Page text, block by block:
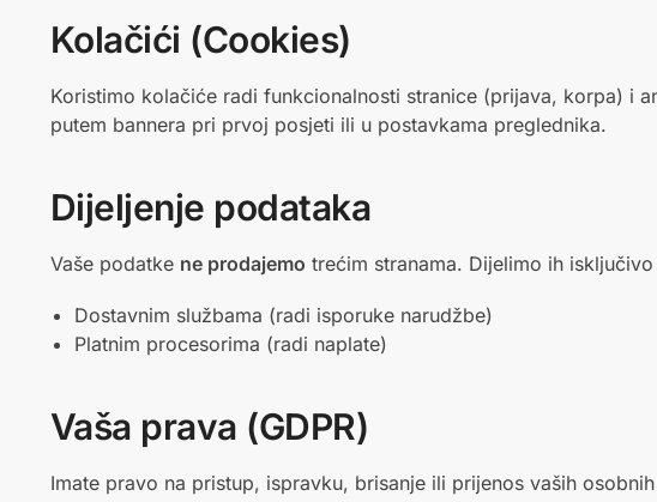
Kolačići (Cookies)
Koristimo kolačiće radi funkcionalnosti stranice (prijava, korpa) i
putem bannera pri prvoj posjeti ili u postavkama preglednika.
Dijeljenje podataka
Vaše podatke ne prodajemo trećim stranama. Dijelimo ih isključivo
Dostavnim službama (radi isporuke narudžbe)
Platnim procesorima (radi naplate)
Vaša prava (GDPR)
Imate pravo na pristup, ispravku, brisanje ili prijenos vaših